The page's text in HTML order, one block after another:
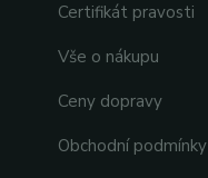
Certifikát pravosti
Vše o nákupu
Ceny dopravy
Obchodní podmínky